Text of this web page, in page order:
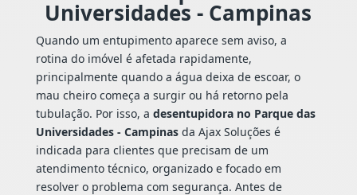
Universidades - Campinas
Quando um entupimento aparece sem aviso, a
rotina do imóvel é afetada rapidamente,
principalmente quando a água deixa de escoar, o
mau cheiro começa a surgir ou há retorno pela
tubulação. Por isso, a desentupidora no Parque das
Universidades - Campinasda Ajax Soluções é
indicada para clientes que precisam de um
atendimento técnico, organizado e focado em
resolver o problema com segurança. Antes de